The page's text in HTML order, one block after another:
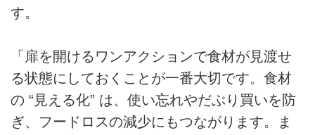
す。
「扉を開けるワンアクションで食材が見渡せ
る状態にしておくことが一番大切です。食材
の “見える化” は、使い忘れやだぶり買いを防
ぎ、フードロスの減少にもつながります。ま